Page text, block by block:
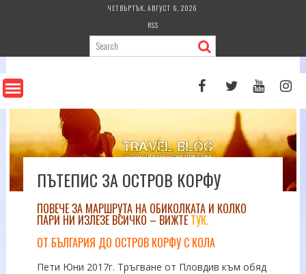
ЧЕТВЪРТЪК, АВГУСТ 6, 2026
RSS
ПЪТЕПИС ЗА ОСТРОВ КОРФУ
ПОВЕЧЕ ЗА МАРШРУТА НА ОБИКОЛКАТА И КОЛКО
ПАРИ НИ ИЗЛЕЗЕ ВСИЧКО – ВИЖТЕ ТУК.
ОТ БЪЛГАРИЯ ДО ОСТРОВ КОРФУ С КОЛА
Пети Юни 2017г. Тръгване от Пловдив към обяд